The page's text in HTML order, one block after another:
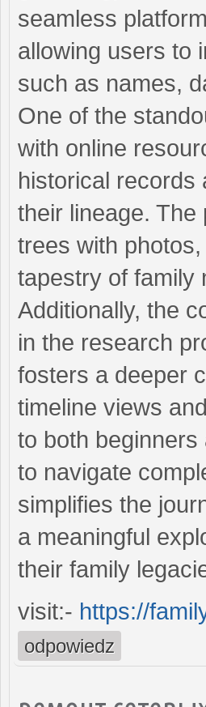
seamless
allowing users to
such as names,
One of the
with online
historical records
their lineage.
trees with
tapestry of family
Additionally, the
in the research
fosters a deeper
timeline views
to both
to navigate
simplifies the
a meaningful
their family
visit:- https://
odpowiedz